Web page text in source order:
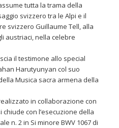
tutta la trama della
svizzero tra le Alpi e il
svizzero Guillaume Tell, alla
austriaci, nella celebre
il testimone allo special
Harutyunyan col suo
Musica sacra armena della
in collaborazione con
con l’esecuzione della
n. 2 in Si minore BWV 1067 di